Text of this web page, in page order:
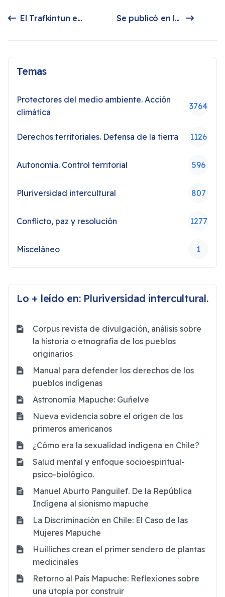
El Trafkintun en el marco de la cosmovisión mapuche
Artículo siguiente: Se publicó en la Argentina libro del periodista mapuche Pedro Cayuqueo - Sólo por ser indios
Se publicó en la Argentina libro del periodista mapuche Pedro Cayuqueo - Sólo por ser indios
Temas
Protectores del medio ambiente. Acción
climática
3764
Derechos territoriales. Defensa de la tierra 1126
Autonomía. Control territorial 596
Pluriversidad intercultural 807
Conflicto, paz y resolución 1277
Misceláneo 1
Lo + leído en: Pluriversidad intercultural.
Corpus revista de divulgación, análisis sobre
la historia o etnografía de los pueblos
originarios
Manual para defender los derechos de los
pueblos indígenas
Astronomía Mapuche: Guñelve
Nueva evidencia sobre el origen de los
primeros americanos
¿Cómo era la sexualidad indígena en Chile?
Salud mental y enfoque socioespiritual-
psico-biológico.
Manuel Aburto Panguilef. De la República
Indígena al sionismo mapuche
La Discriminación en Chile: El Caso de las
Mujeres Mapuche
Huilliches crean el primer sendero de plantas
medicinales
Retorno al País Mapuche: Reflexiones sobre
una utopía por construir